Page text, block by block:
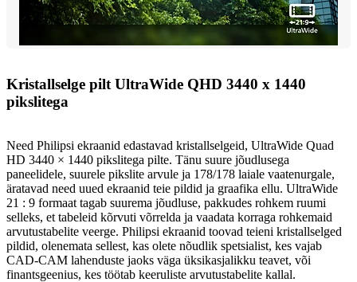
Kristallselge pilt UltraWide QHD 3440 x 1440
pikslitega
Need Philipsi ekraanid edastavad kristallselgeid, UltraWide Quad
HD 3440 × 1440 pikslitega pilte. Tänu suure jõudlusega
paneelidele, suurele pikslite arvule ja 178/178 laiale vaatenurgale,
äratavad need uued ekraanid teie pildid ja graafika ellu. UltraWide
21 : 9 formaat tagab suurema jõudluse, pakkudes rohkem ruumi
selleks, et tabeleid kõrvuti võrrelda ja vaadata korraga rohkemaid
arvutustabelite veerge. Philipsi ekraanid toovad teieni kristallselged
pildid, olenemata sellest, kas olete nõudlik spetsialist, kes vajab
CAD-CAM lahenduste jaoks väga üksikasjalikku teavet, või
finantsgeenius, kes töötab keeruliste arvutustabelite kallal.